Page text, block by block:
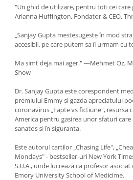
"Un ghid de utilizare, pentru toti cei
Arianna Huffington, Fondator & CEO,
„Sanjay Gupta mestesugeste în mod
accesibil, pe care putem sa îl urmam cu
Ma simt deja mai ager." —Mehmet Oz,
Show
Dr. Sanjay Gupta este corespondent
premiului Emmy si gazda apreciatului
coronavirus „Fapte vs fictiune", resursa
America pentru gasirea unor sfaturi care
sanatos si în siguranta.
Este autorul cartilor „Chasing Life",
Mondays" - bestseller-uri New York
S.U.A., unde lucreaza ca profesor
Emory University School of Medicime.